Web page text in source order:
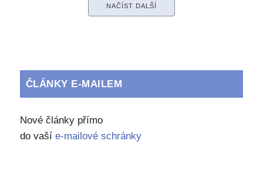
NAČÍST DALŠÍ
ČLÁNKY E-MAILEM
Nové články přímo
do vaší e-mailové schránky